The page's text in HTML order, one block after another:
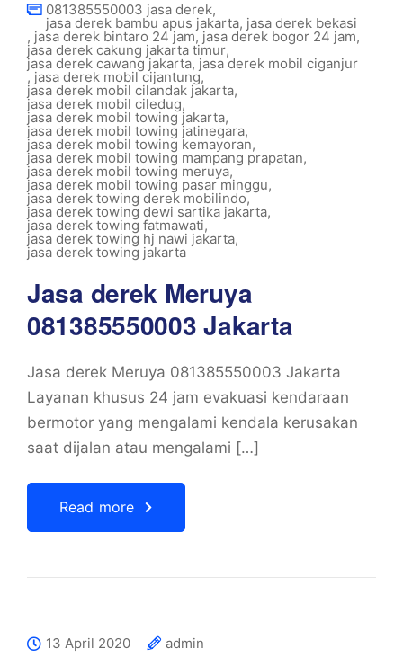
081385550003 jasa derek,
jasa derek bambu apus jakarta, jasa derek bekasi
, jasa derek bintaro 24 jam, jasa derek bogor 24 jam,
jasa derek cakung jakarta timur,
jasa derek cawang jakarta, jasa derek mobil ciganjur
, jasa derek mobil cijantung,
jasa derek mobil cilandak jakarta,
jasa derek mobil ciledug,
jasa derek mobil towing jakarta,
jasa derek mobil towing jatinegara,
jasa derek mobil towing kemayoran,
jasa derek mobil towing mampang prapatan,
jasa derek mobil towing meruya,
jasa derek mobil towing pasar minggu,
jasa derek towing derek mobilindo,
jasa derek towing dewi sartika jakarta,
jasa derek towing fatmawati,
jasa derek towing hj nawi jakarta,
jasa derek towing jakarta
Jasa derek Meruya
081385550003 Jakarta
Jasa derek Meruya 081385550003 Jakarta
Layanan khusus 24 jam evakuasi kendaraan
bermotor yang mengalami kendala kerusakan
saat dijalan atau mengalami […]
Read more
13 April 2020
admin